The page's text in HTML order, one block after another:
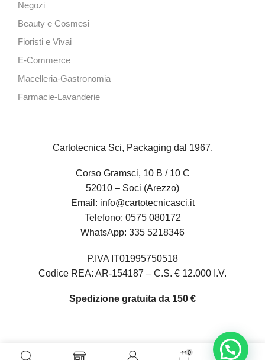
0 0
Negozi
Beauty e Cosmesi
Fioristi e Vivai
E-Commerce
Macelleria-Gastronomia
Farmacie-Lavanderie
Cartotecnica Sci, Packaging dal 1967.
Corso Gramsci, 10 B / 10 C
52010 – Soci (Arezzo)
Email: info@cartotecnicasci.it
Telefono: 0575 080172
WhatsApp: 335 5218346
P.IVA IT01995750518
Codice REA: AR-154187 – C.S. € 12.000 I.V.
Spedizione gratuita da 150 €